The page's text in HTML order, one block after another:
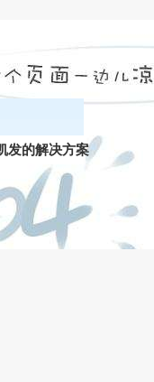
发的解决方案